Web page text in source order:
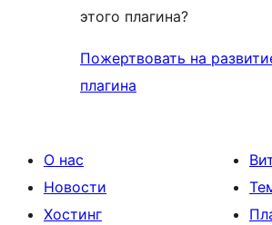
этого плагина?
Пожертвовать на
плагина
О нас
Новости
Хостинг